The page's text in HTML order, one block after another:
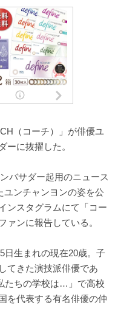
（コーチ）」が俳優ユ
ーに抜擢した。
バサダー起用のニュース
ユンチャンヨンの姿を公
ンスタグラムにて「コー
ァンに報告している。
日生まれの現在20歳。子
てきた演技派俳優であ
たちの学校は…」で高校
を代表する有名俳優の仲